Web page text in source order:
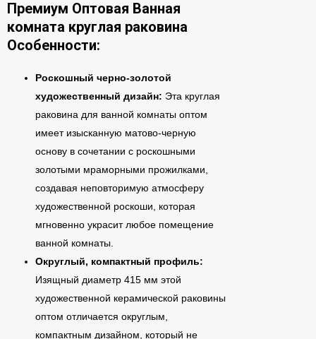
Премиум Оптовая Ванная
комната круглая раковина
Особенности:
Роскошный черно-золотой
художественный дизайн: Эта круглая
раковина для ванной комнаты оптом
имеет изысканную матово-черную
основу в сочетании с роскошными
золотыми мраморными прожилками,
создавая неповторимую атмосферу
художественной роскоши, которая
мгновенно украсит любое помещение
ванной комнаты.
Округлый, компактный профиль:
Изящный диаметр 415 мм этой
художественной керамической раковины
оптом отличается округлым,
компактным дизайном, который не